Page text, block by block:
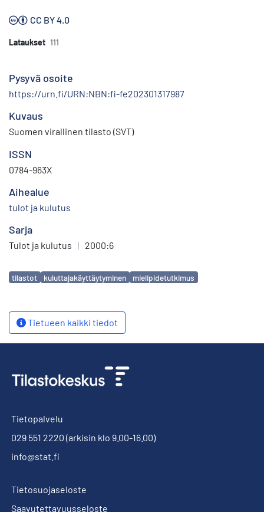
CC BY 4.0
Lataukset 111
Pysyvä osoite
https://urn.fi/URN:NBN:fi-fe202301317987
Kuvaus
Suomen virallinen tilasto (SVT)
ISSN
0784-963X
Aihealue
tulot ja kulutus
Sarja
Tulot ja kulutus | 2000:6
Avainsanat
tilastot kuluttajakäyttäytyminen mielipidetutkimus
Tietueen kaikki tiedot
Tietopalvelu
029 551 2220 (arkisin klo 9.00-16.00)
info@stat.fi
Tietosuojaseloste
Saavutettavuusseloste